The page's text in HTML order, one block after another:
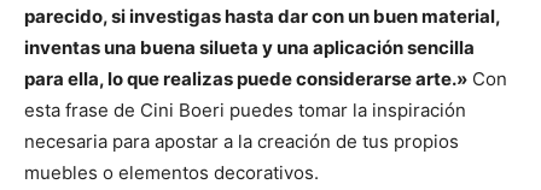
parecido, si investigas hasta dar con un buen material,
inventas una buena silueta y una aplicación sencilla
para ella, lo que realizas puede considerarse arte.» Con
esta frase de Cini Boeri puedes tomar la inspiración
necesaria para apostar a la creación de tus propios
muebles o elementos decorativos.